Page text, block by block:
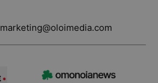
marketing@oloimedia.com